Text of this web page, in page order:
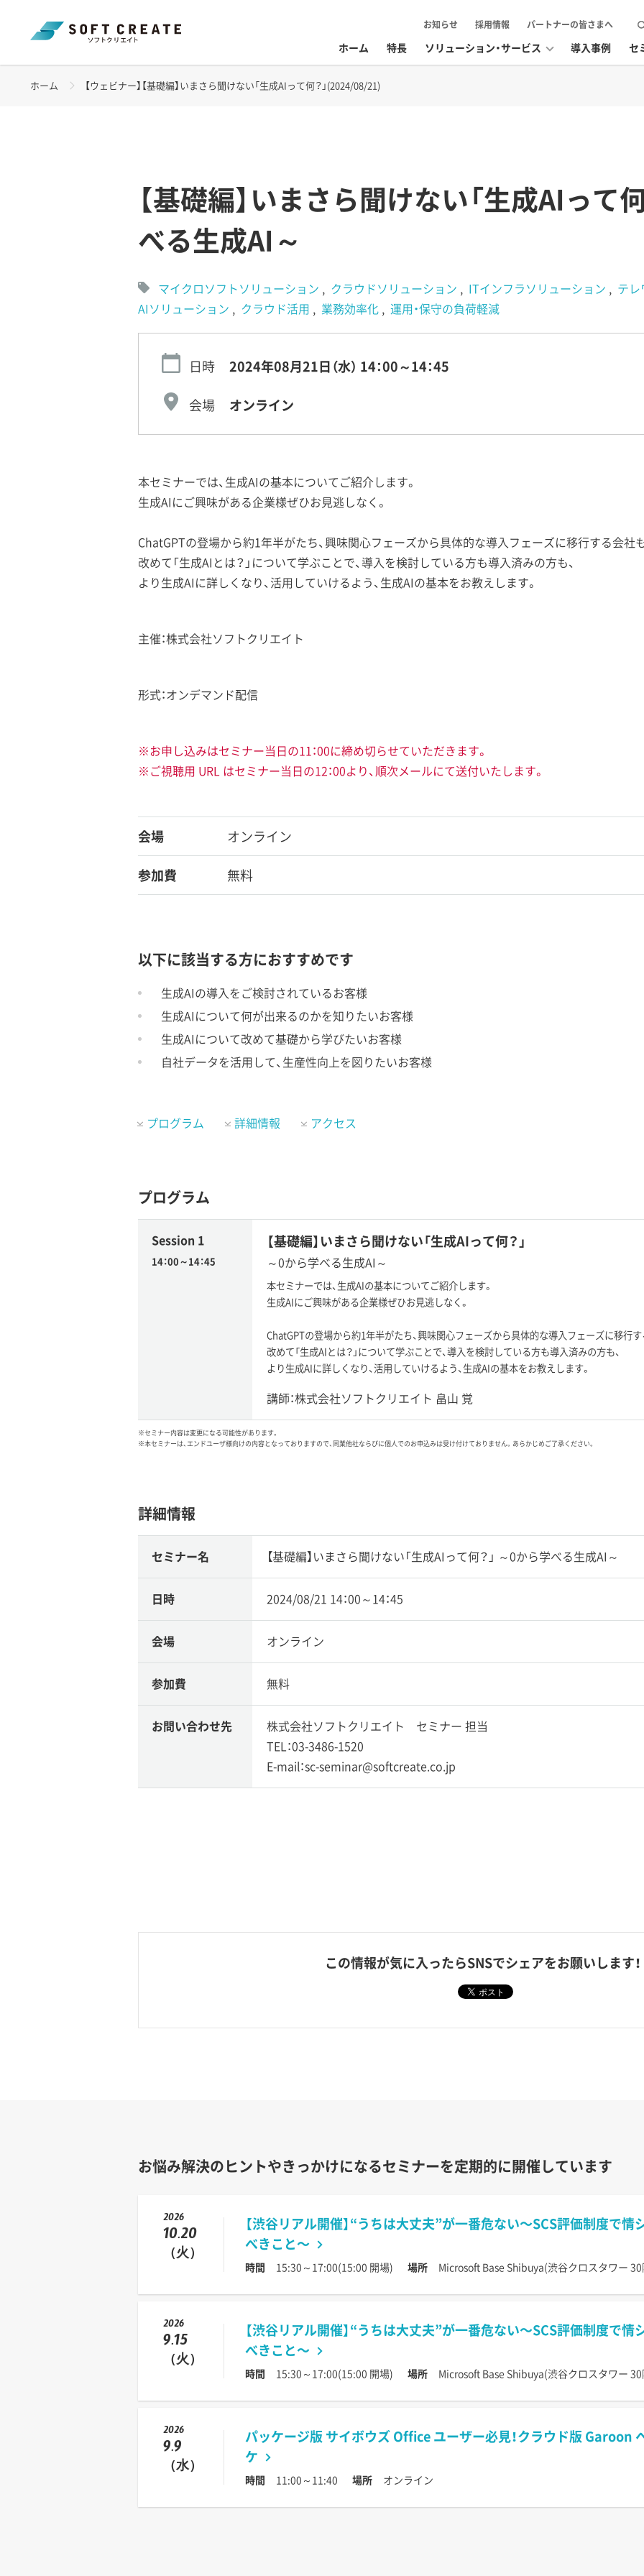
ホーム 特長 ソリューション・サービス 導入事例 セ
お知らせ 採用情報 パートナーの皆さまへ
ホーム 【ウェビナー】【基礎編】いまさら聞けない「生成AIって何？」(2024/08/21)
【基礎編】いまさら聞けない「生成AIって
べる生成AI～
マイクロソフトソリューション クラウドソリューション ITインフラソリューション テレ
AIソリューション
クラウド活用 業務効率化 運用・保守の負荷軽減
日時 2024年08月21日（水） 14：00～14：45
会場
オンライン
本セミナーでは、生成AIの基本についてご紹介します。
生成AIにご興味がある企業様ぜひお見逃しなく。
ChatGPTの登場から約1年半がたち、興味関心フェーズから具体的な導入フェーズに移行する会社
改めて「生成AIとは？」について学ぶことで、導入を検討している方も導入済みの方も、
より生成AIに詳しくなり、活用していけるよう、生成AIの基本をお教えします。
主催：株式会社ソフトクリエイト
形式：オンデマンド配信
※お申し込みはセミナー当日の11：00に締め切らせていただきます。
※ご視聴用 URL はセミナー当日の12：00より、順次メールにて送付いたします。
会場
オンライン
参加費
無料
以下に該当する方におすすめです
生成AIの導入をご検討されているお客様
生成AIについて何が出来るのかを知りたいお客様
生成AIについて改めて基礎から学びたいお客様
自社データを活用して、生産性向上を図りたいお客様
プログラム 詳細情報 アクセス
プログラム
Session 1
14：00～14：45
【基礎編】いまさら聞けない「生成AIって何？」
～0から学べる生成AI～
本セミナーでは、生成AIの基本についてご紹介します。
生成AIにご興味がある企業様ぜひお見逃しなく。
ChatGPTの登場から約1年半がたち、興味関心フェーズから具体的な導入フェーズに移行
改めて「生成AIとは？」について学ぶことで、導入を検討している方も導入済みの方も、
より生成AIに詳しくなり、活用していけるよう、生成AIの基本をお教えします。
講師：株式会社ソフトクリエイト 畠山 覚
※セミナー内容は変更になる可能性があります。
※本セミナーは、エンドユーザ様向けの内容となっておりますので、同業他社ならびに個人でのお申込みは受け付けておりません。あらかじめご了承ください。
詳細情報
セミナー名 【基礎編】いまさら聞けない「生成AIって何？」 ～0から学べる生成AI～
日時 2024/08/21 14：00～14：45
会場 オンライン
参加費 無料
お問い合わせ先
株式会社ソフトクリエイト セミナー 担当
TEL：03-3486-1520
E-mail：sc-seminar@softcreate.co.jp
この情報が気に入ったらSNSでシェアをお願いします！
お悩み解決のヒントやきっかけになるセミナーを定期的に開催しています
2026
10.20
（火）
【渋谷リアル開催】“うちは大丈夫”が一番危ない〜SCS評価制度で
べきこと〜
時間 15:30～17:00(15:00 開場) 場所 Microsoft Base Shibuya(渋谷クロスタワー 30
2026
9.15
（火）
【渋谷リアル開催】“うちは大丈夫”が一番危ない〜SCS評価制度で
べきこと〜
時間 15:30～17:00(15:00 開場) 場所 Microsoft Base Shibuya(渋谷クロスタワー 30
2026
9.9
（水）
パッケージ版 サイボウズ Office ユーザー必見！クラウド版 Garoon
ケ
時間 11:00～11:40 場所 オンライン